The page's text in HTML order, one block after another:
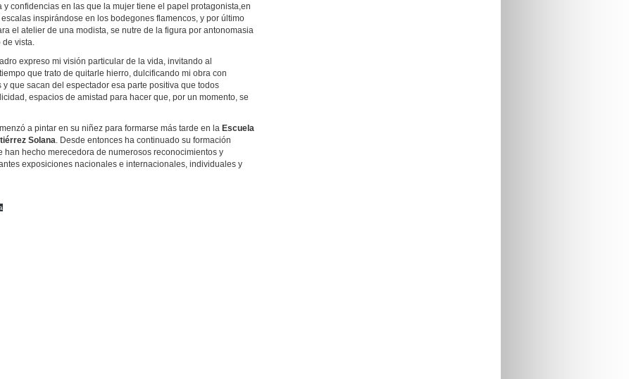
y confidencias en las que la mujer tiene el papel protagonista,en
inspirándose en los bodegones flamencos, y por último
el atelier de una modista, se nutre de la figura por antonomasia
de vista.
expreso mi visión particular de la vida, invitando al
que trato de quitarle hierro, dulcificando mi obra con
que sacan del espectador esa parte positiva que todos
espacios de amistad para hacer que, por un momento, se
a pintar en su niñez para formarse más tarde en la Escuela
Solana. Desde entonces ha continuado su formación
hecho merecedora de numerosos reconocimientos y
exposiciones nacionales e internacionales, individuales y